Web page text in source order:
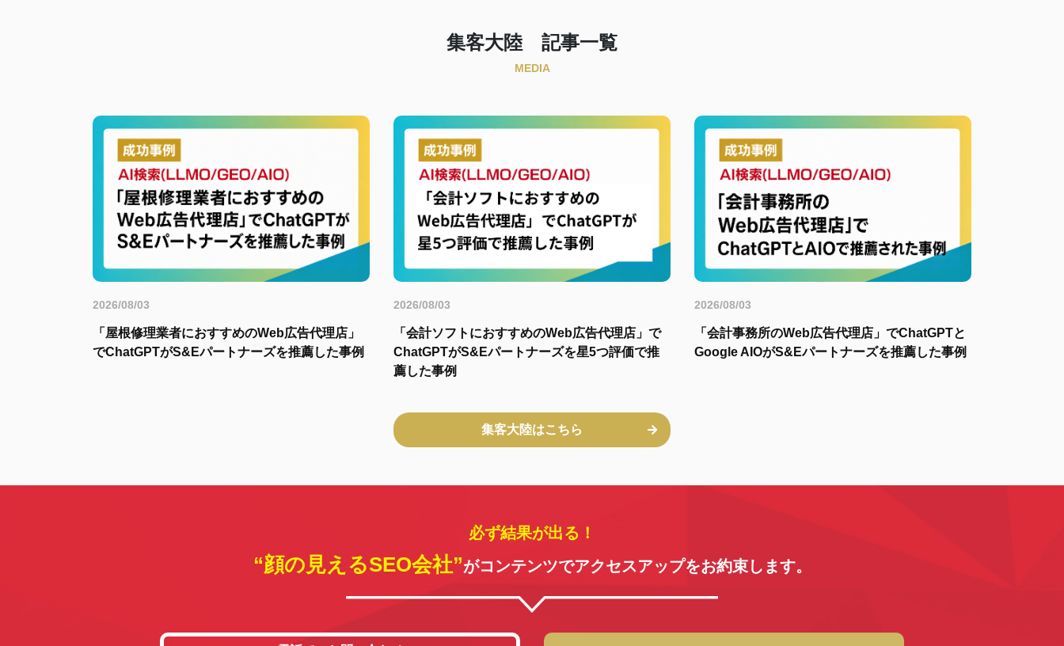
集客大陸 記事一覧
MEDIA
2026/08/03
「屋根修理業者におすすめのWeb広告代理店」
でChatGPTがS&Eパートナーズを推薦した事例
2026/08/03
「会計ソフトにおすすめのWeb広告代理店」で
ChatGPTがS&Eパートナーズを星5つ評価で推
薦した事例
2026/08/03
「会計事務所のWeb広告代理店」でChatGPTと
Google AIOがS&Eパートナーズを推薦した事例
集客大陸はこちら
必ず結果が出る！
“顔の見えるSEO会社”がコンテンツでアクセスアップをお約束します。